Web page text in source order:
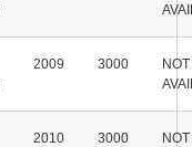
2009 3000
NOT
2010 3000
NOT